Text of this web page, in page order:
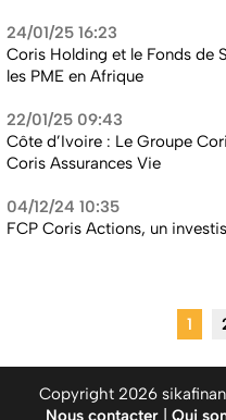
24/01/25 16:23
Coris Holding et le Fonds de
les PME en Afrique
22/01/25 09:43
Côte d’Ivoire : Le Groupe
Coris Assurances Vie
04/12/24 10:35
FCP Coris Actions, un
1
Copyright 2026
Nous contacter
Qui